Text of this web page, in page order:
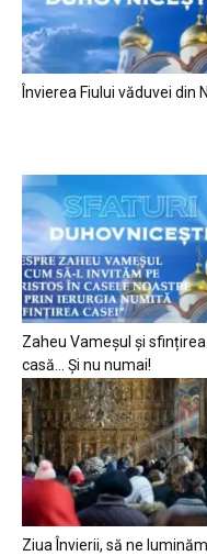
Învierea Fiului văduvei din
Zaheu Vameșul și
casă… Și nu numai!
Ziua Învierii, să ne luminăm